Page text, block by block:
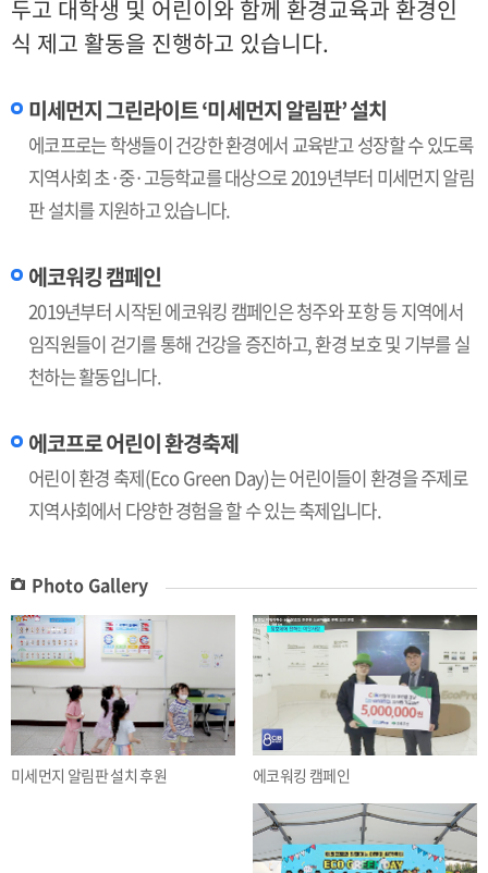
두고 대학생 및 어린이와 함께 환경교육과 환경인
식 제고 활동을 진행하고 있습니다.
미세먼지 그린라이트 ‘미세먼지 알림판’ 설치
에코프로는 학생들이 건강한 환경에서 교육받고 성장할 수 있도록
지역사회 초·중·고등학교를 대상으로 2019년부터 미세먼지 알림
판 설치를 지원하고 있습니다.
에코워킹 캠페인
2019년부터 시작된 에코워킹 캠페인은 청주와 포항 등 지역에서
임직원들이 걷기를 통해 건강을 증진하고, 환경 보호 및 기부를 실
천하는 활동입니다.
에코프로 어린이 환경축제
어린이 환경 축제(Eco Green Day)는 어린이들이 환경을 주제로
지역사회에서 다양한 경험을 할 수 있는 축제입니다.
Photo Gallery
미세먼지 알림판 설치 후원 에코워킹 캠페인